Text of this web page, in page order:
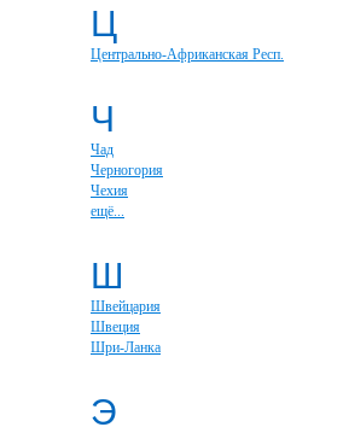
Ц
Центрально-Африканская Респ.
Ч
Чад
Черногория
Чехия
ещё...
Ш
Швейцария
Швеция
Шри-Ланка
Э